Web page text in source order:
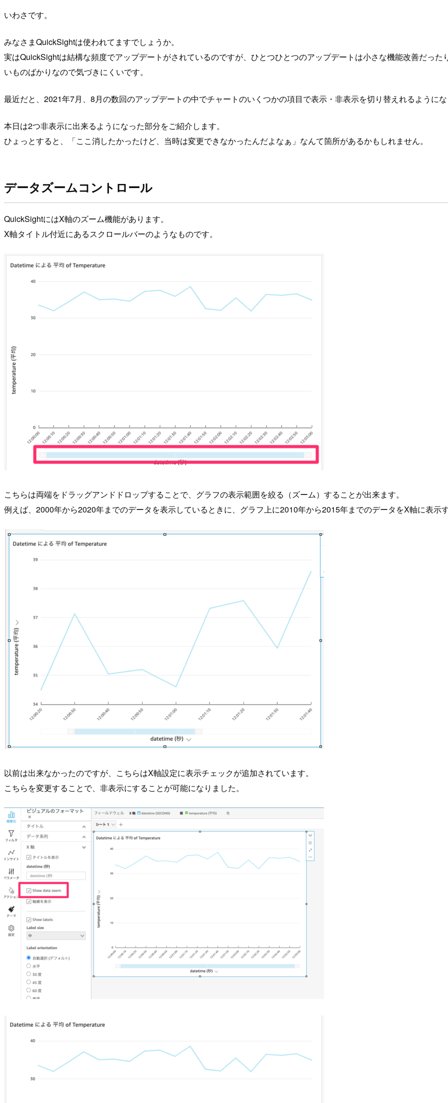
いわさです。
みなさまQuickSightは使われてますでしょうか。
実はQuickSightは結構な頻度でアップデートがされているのですが、ひとつひとつのアップデートは小さな機能改善だっ
いものばかりなので気づきにくいです。
最近だと、2021年7月、8月の数回のアップデートの中でチャートのいくつかの項目で表示・非表示を切り替えれるように
本日は2つ非表示に出来るようになった部分をご紹介します。
ひょっとすると、「ここ消したかったけど、当時は変更できなかったんだよなぁ」なんて箇所があるかもしれません。
データズームコントロール
QuickSightにはX軸のズーム機能があります。
X軸タイトル付近にあるスクロールバーのようなものです。
こちらは両端をドラッグアンドドロップすることで、グラフの表示範囲を絞る（ズーム）することが出来ます。
例えば、2000年から2020年までのデータを表示しているときに、グラフ上に2010年から2015年までのデータをX軸に表示
以前は出来なかったのですが、こちらはX軸設定に表示チェックが追加されています。
こちらを変更することで、非表示にすることが可能になりました。